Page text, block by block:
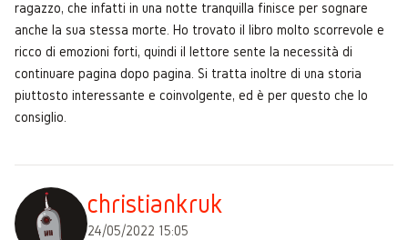
ragazzo, che infatti in una notte tranquilla finisce per sognare
anche la sua stessa morte. Ho trovato il libro molto scorrevole e
ricco di emozioni forti, quindi il lettore sente la necessità di
continuare pagina dopo pagina. Si tratta inoltre di una storia
piuttosto interessante e coinvolgente, ed è per questo che lo
consiglio.
christiankruk
24/05/2022 15:05